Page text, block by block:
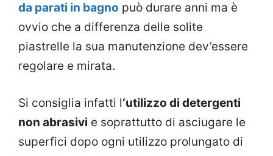
da parati in bagno può durare anni ma è
ovvio che a differenza delle solite
piastrelle la sua manutenzione dev’essere
regolare e mirata.
Si consiglia infatti l‘utilizzo di detergenti
non abrasivi e soprattutto di asciugare le
superfici dopo ogni utilizzo prolungato di